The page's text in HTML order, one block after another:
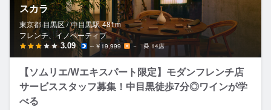
スカラ
東京都 目黒区 / 中目黒駅 481m
フレンチ、イノベーティブ
3.09 ～￥19,999 － 14席
【ソムリエ/Wエキスパート限定】モダンフレンチ店
サービススタッフ募集！中目黒徒歩7分◎ワインが学
べる